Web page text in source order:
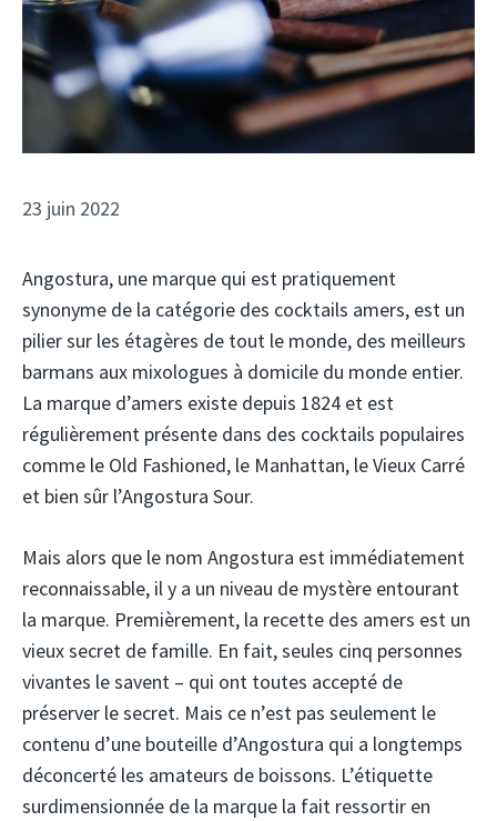
23 juin 2022
Angostura, une marque qui est pratiquement
synonyme de la catégorie des cocktails amers, est un
pilier sur les étagères de tout le monde, des meilleurs
barmans aux mixologues à domicile du monde entier.
La marque d’amers existe depuis 1824 et est
régulièrement présente dans des cocktails populaires
comme le Old Fashioned, le Manhattan, le Vieux Carré
et bien sûr l’Angostura Sour.
Mais alors que le nom Angostura est immédiatement
reconnaissable, il y a un niveau de mystère entourant
la marque. Premièrement, la recette des amers est un
vieux secret de famille. En fait, seules cinq personnes
vivantes le savent – qui ont toutes accepté de
préserver le secret. Mais ce n’est pas seulement le
contenu d’une bouteille d’Angostura qui a longtemps
déconcerté les amateurs de boissons. L’étiquette
surdimensionnée de la marque la fait ressortir en